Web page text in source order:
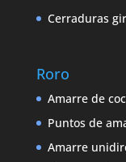
Cerraduras
Roro
Amarre de
Puntos de
Amarre